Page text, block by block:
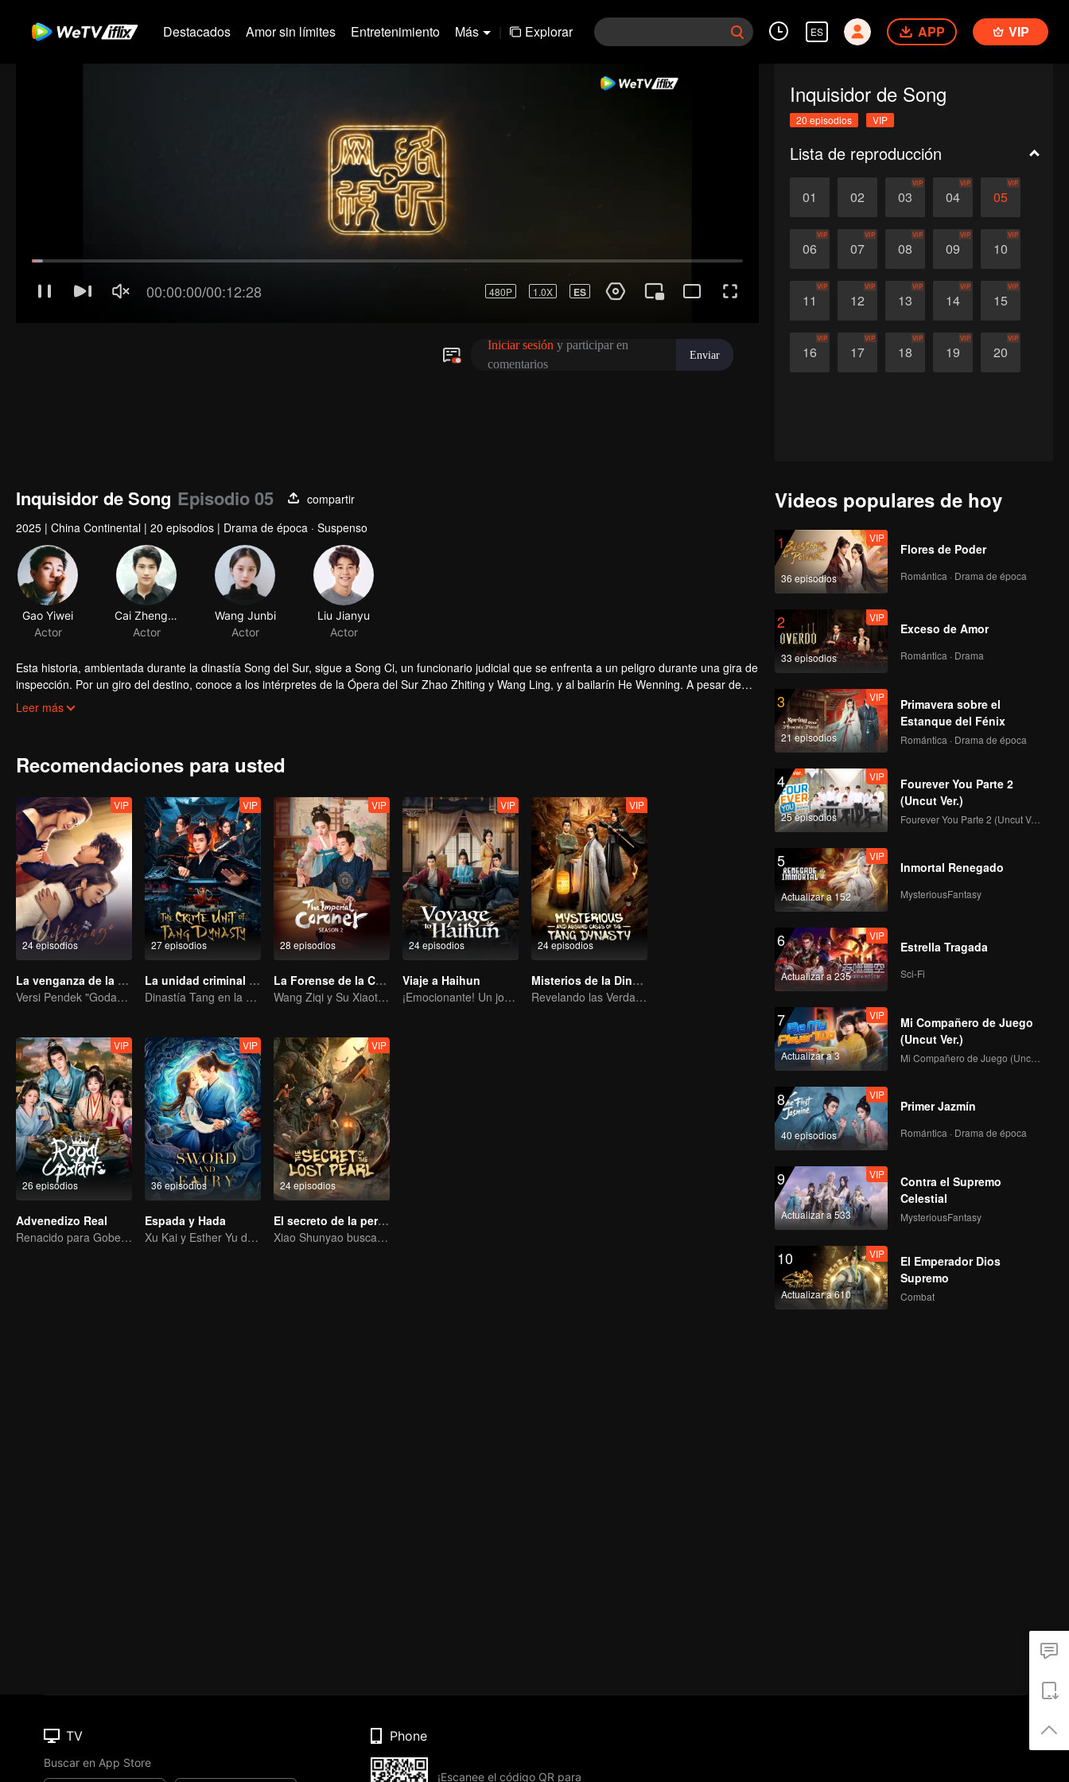
Destacados Amor sin límites Entretenimiento Más | Explorar ES APP VIP
Inquisidor de Song
20 episodios VIP
Lista de reproducción
01 02 03
VIP
04
VIP
05
VIP
06
VIP
07
VIP
08
VIP
09
VIP
10
VIP
11
VIP
12
VIP
13
VIP
14
VIP
15
VIP
16
VIP
17
VIP
18
VIP
19
VIP
20
VIP
Inquisidor de Song Episodio 05
compartir
2025 | China Continental | 20 episodios | Drama de época · Suspenso
Gao Yiwei
Actor
Cai Zhengjie
Actor
Wang Junbi
Actor
Esta historia, ambientada durante la dinastía Song del Sur, sigue a Song Ci, un funcionario judicial que se enfrenta a un peligro durante una gira de
inspección. Por un giro del destino, conoce a los intérpretes de la Ópera del Sur Zhao Zhiting y Wang Ling, y al bailarín He Wenning. A pesar de
sus diferencias, los cuatro unen sus fuerzas y resuelven cuatro casos de asesinato a través de la investigación, el interrogatorio y el análisis
Leer más
Recomendaciones para usted
24 episodios
VIP
La venganza de la esposa
Versi Pendek "Godaan Pulang"
27 episodios
VIP
La unidad criminal de la dinastía Tang
Dinastía Tang en la Niebla: ¡Descifra los Asesinatos en Serie!
28 episodios
VIP
La Forense de la Corte T2
Wang Ziqi y Su Xiaotong resuelven casos mientras se enamoran
24 episodios
VIP
Viaje a Haihun
¡Emocionante! Un joven viajero en el tiempo ayuda al emperador depuesto a cambiar su destino.
24 episodios
VIP
Misterios de la Dinastía Tang
Revelando las Verdades Oscuras en la Edad Dorada de Chang'an
26 episodios
VIP
Advenedizo Real
Renacido para Gobernar: El Yerno Residente Definitivo
36 episodios
VIP
Espada y Hada
Xu Kai y Esther Yu descubren juntos la conspiración
24 episodios
VIP
El secreto de la perla perdida
Xiao Shunyao busca un tesoro para romper la maldición de sangre
Videos populares de hoy
1
36 episodios
VIP
Flores de Poder
Romántica · Drama de época
2
33 episodios
VIP
Exceso de Amor
Romántica · Drama
3
21 episodios
VIP
Primavera sobre el
Estanque del Fénix
Romántica · Drama de época
4
25 episodios
VIP
Fourever You Parte 2
(Uncut Ver.)
Fourever You Parte 2 (Uncut Ver.)
5
Actualizar a 152
VIP
Inmortal Renegado
MysteriousFantasy
6
Actualizar a 235
VIP
Estrella Tragada
Sci-Fi
7
Actualizar a 3
VIP
Mi Compañero de Juego
(Uncut Ver.)
Mi Compañero de Juego (Uncut Ver.)
8
40 episodios
VIP
Primer Jazmín
Romántica · Drama de época
9
Actualizar a 533
VIP
Contra el Supremo
Celestial
MysteriousFantasy
10
Actualizar a 610
VIP
El Emperador Dios
Supremo
Combat
TV
Buscar en App Store
Phone
¡Escanee el código QR para